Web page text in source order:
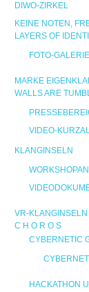
DIWO-ZIRKEL
KEINE NOTEN,
LAYERS OF
FOTO-GALERIE
MARKE
WALLS ARE
VIDEO-
KLANGINSELN
VR-KLANGINSELN
C H O R O S
CYBERNETIC
HACKATHON